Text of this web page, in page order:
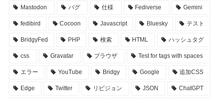
Mastodon バグ 仕様 Fediverse Gemini
fedibird Cocoon Javascript Bluesky テスト
BridgyFed PHP 検索 HTML ハッシュタグ
css Gravatar ブラウザ Test for tags with spaces
エラー YouTube Bridgy Google 追加CSS
Edge Twitter リビジョン JSON ChatGPT